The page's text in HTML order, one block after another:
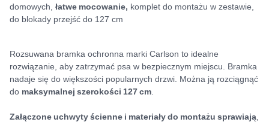
domowych, łatwe mocowanie, komplet do montażu w zestawie,
do blokady przejść do 127 cm
Rozsuwana bramka ochronna marki Carlson to idealne
rozwiązanie, aby zatrzymać psa w bezpiecznym miejscu. Bramka
nadaje się do większości popularnych drzwi. Można ją rozciągnąć
do maksymalnej szerokości 127 cm
Załączone uchwyty ścienne i materiały do montażu sprawiają